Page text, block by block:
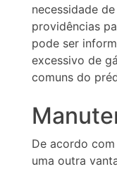
necessidade
providências
pode ser
excessivo de
comuns do
De acordo
uma outra